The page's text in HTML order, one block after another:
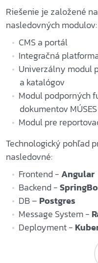
Riešenie je založené
nasledovných modulov:
CMS a portál
Integračná
Univerzálny modul
a katalógov
Modul podporných
dokumentov MÚSES
Modul pre
Technologický pohľad
nasledovné:
Frontend -Angular
Backend -
DB – Postgres
Message System -
Deployment -